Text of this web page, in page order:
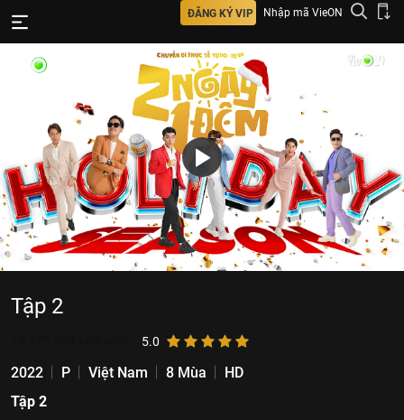
ĐĂNG KÝ VIP Nhập mã VieON
Tập 2
5.0
2022 P Việt Nam 8 Mùa
HD
Tập 2